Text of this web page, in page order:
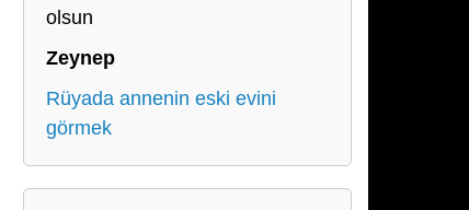
olsun
Zeynep
Rüyada annenin eski evini
görmek